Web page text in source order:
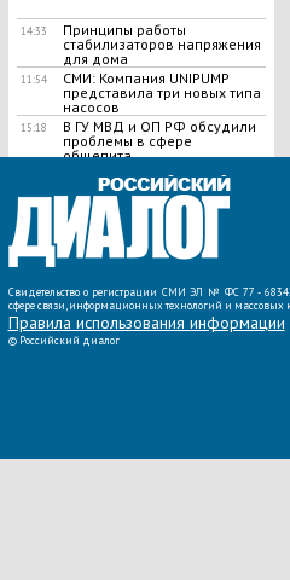
14:33
Принципы работы
стабилизаторов напряжения
для дома
11:54
СМИ: Компания UNIPUMP
представила три новых типа
насосов
15:18
В ГУ МВД и ОП РФ обсудили
проблемы в сфере
общепита
ВСЕ НОВОСТИ »
Свидетельство о регистрации СМИ ЭЛ № ФС 77 -
сфере связи, информационных технологий и
Правила использования информации
© Российский диалог